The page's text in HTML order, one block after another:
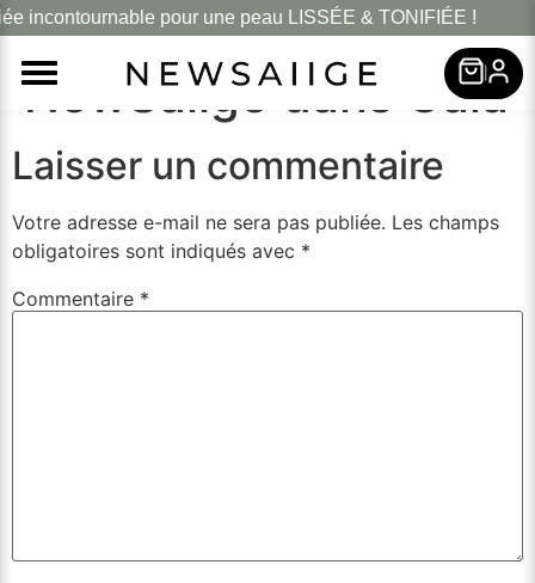
incontournable pour une peau LISSÉE & TONIFIÉE !
Parution de
NewSaiige dans Gala
Laisser un commentaire
Votre adresse e-mail ne sera pas publiée. Les champs
obligatoires sont indiqués avec *
Commentaire *